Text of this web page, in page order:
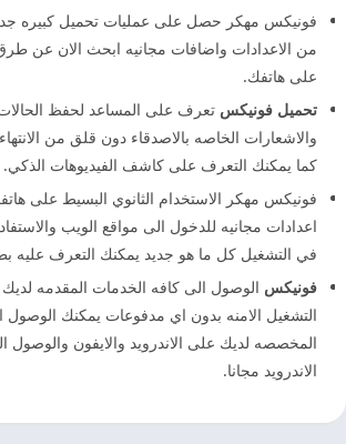
فونيكس مهكر حصل على عمليات تحميل كبيره جدا
من الاعدادات واضافات مجانيه ابحث الان عن
على هاتفك.
تحميل فونيكس تعرف على المساعد لحفظ
كما يمكنك التعرف على كاشف الفيديوهات الذكي.
فونيكس مهكر الاستخدام الثانوي البسيط على
اعدادات مجانيه للدخول الى مواقع الويب
في التشغيل كل ما هو جديد يمكنك التعرف عليه
فونيكس الوصول الى كافه الخدمات المقدمه
التشغيل الامنه بدون اي مدفوعات يمكنك الوصول
المخصصه لديك على الاندرويد والايفون والوصول
الاندرويد مجانا.